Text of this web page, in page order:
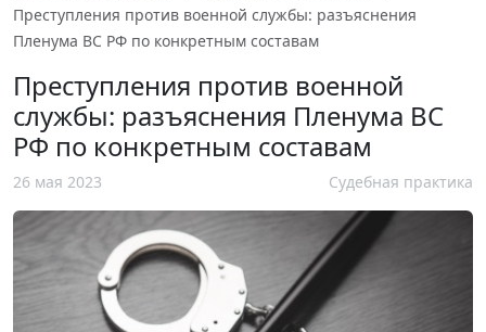
Преступления против военной службы: разъяснения
Пленума ВС РФ по конкретным составам
Преступления против военной
службы: разъяснения Пленума ВС
РФ по конкретным составам
26 мая 2023 Судебная практика